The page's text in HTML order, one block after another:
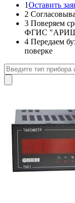
1Оставить
2
3 Поверяем
ФГИС
4 Передаем
поверке